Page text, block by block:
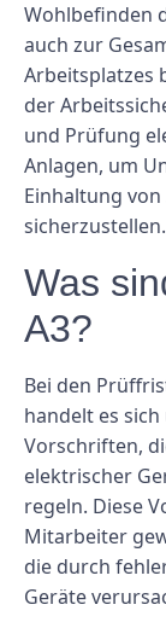
Wohlbefinden
auch zur
Arbeitsplatzes
der
und Prüfung
Anlagen, um
Einhaltung
sicherzustellen.
Was
A3?
Bei den
handelt es
Vorschriften,
elektrischer
regeln. Diese
Mitarbeiter
die durch
Geräte